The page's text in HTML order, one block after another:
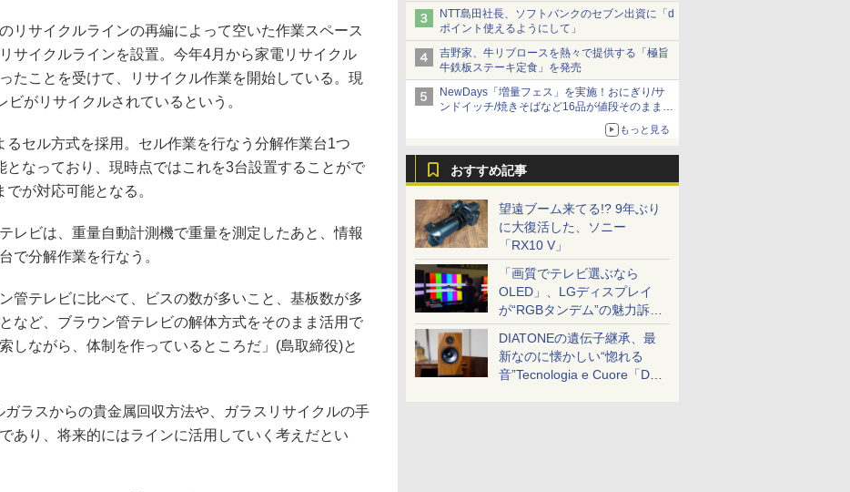
NTT島田社長、ソフトバンクのセブン出資に「d
ポイント使えるようにして」
吉野家、牛リブロースを熱々で提供する「極旨
牛鉄板ステーキ定食」を発売
NewDays「増量フェス」を実施！おにぎり/サ
ンドイッチ/焼きそばなど16品が値段そのままで
もっと見る
おすすめ記事
望遠ブーム来てる!? 9年ぶり
に大復活した、ソニー
「RX10 V」
「画質でテレビ選ぶなら
OLED」、LGディスプレイ
が“RGBタンデム”の魅力訴
求。液晶とのガチ比較も
DIATONEの遺伝子継承、最
新なのに懐かしい“惚れる
音”Tecnologia e Cuore「DS-
リサイクルラインの再編によって空いた作業スペース
サイクルラインを設置。今年4月から家電リサイクル
たことを受けて、リサイクル作業を開始している。現
がリサイクルされているという。
セル方式を採用。セル作業を行なう分解作業台1つ
となっており、現時点ではこれを3台設置することがで
が対応可能となる。
レビは、重量自動計測機で重量を測定したあと、情報
で分解作業を行なう。
管テレビに比べて、ビスの数が多いこと、基板数が多
など、ブラウン管テレビの解体方式をそのまま活用で
しながら、体制を作っているところだ」(島取締役)と
ラスからの貴金属回収方法や、ガラスリサイクルの手
あり、将来的にはラインに活用していく考えだとい